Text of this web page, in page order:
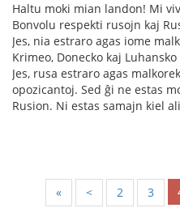
Haltu moki mian landon! Mi
Bonvolu respekti rusojn kaj
Jes, nia estraro agas iome
Krimeo, Donecko kaj
Jes, rusa estraro agas
opozicantoj. Sed ĝi ne estas
Rusion. Ni estas samajn kiel
« < 2 3